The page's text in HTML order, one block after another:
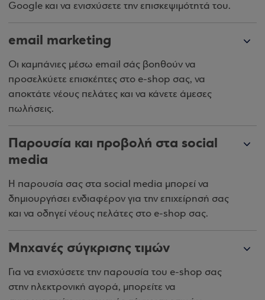
Google και να ενισχύσετε την επισκεψιμότητά του.
email marketing
Οι καμπάνιες μέσω email σάς βοηθούν να
προσελκύετε επισκέπτες στο e-shop σας, να
αποκτάτε νέους πελάτες και να κάνετε άμεσες
πωλήσεις.
Παρουσία και προβολή στα social
media
Η παρουσία σας στα social media μπορεί να
δημιουργήσει ενδιαφέρον για την επιχείρησή σας
και να οδηγεί νέους πελάτες στο e-shop σας.
Μηχανές σύγκρισης τιμών
Για να ενισχύσετε την παρουσία του e-shop σας
στην ηλεκτρονική αγορά, μπορείτε να